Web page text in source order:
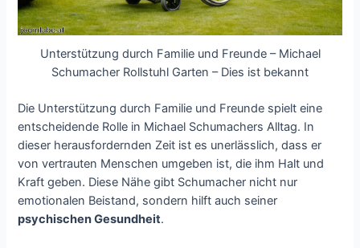
Unterstützung durch Familie und Freunde – Michael
Schumacher Rollstuhl Garten – Dies ist bekannt
Die Unterstützung durch Familie und Freunde spielt eine
entscheidende Rolle in Michael Schumachers Alltag. In
dieser herausfordernden Zeit ist es unerlässlich, dass er
von vertrauten Menschen umgeben ist, die ihm Halt und
Kraft geben. Diese Nähe gibt Schumacher nicht nur
emotionalen Beistand, sondern hilft auch seiner
psychischen Gesundheit.